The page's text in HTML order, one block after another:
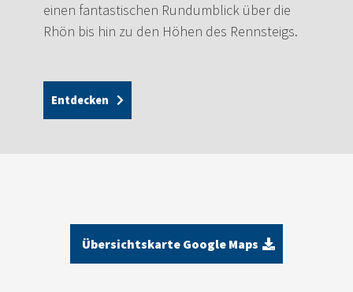
einen fantastischen Rundumblick über die
Rhön bis hin zu den Höhen des Rennsteigs.
Entdecken
Übersichtskarte Google Maps